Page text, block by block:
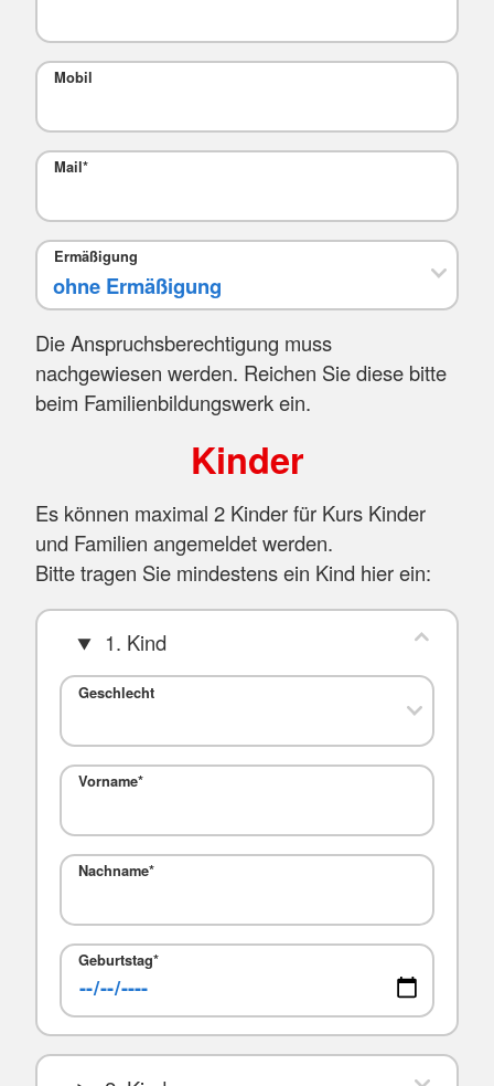
Mobil
Mail*
Ermäßigung
Die Anspruchsberechtigung muss
nachgewiesen werden. Reichen Sie diese bitte
beim Familienbildungswerk ein.
Kinder
Es können maximal 2 Kinder für Kurs Kinder
und Familien angemeldet werden.
Bitte tragen Sie mindestens ein Kind hier ein:
1. Kind
Geschlecht
Vorname*
Nachname*
Geburtstag*